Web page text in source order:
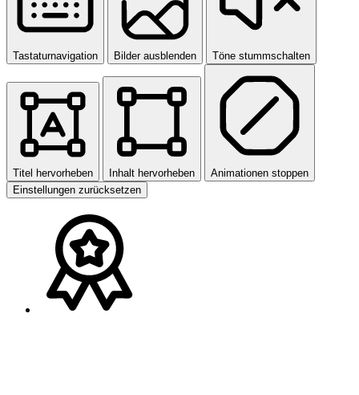
Tastaturnavigation Bilder ausblenden Töne stummschalten
Titel hervorheben Inhalt hervorheben
Animationen stoppen
Einstellungen zurücksetzen